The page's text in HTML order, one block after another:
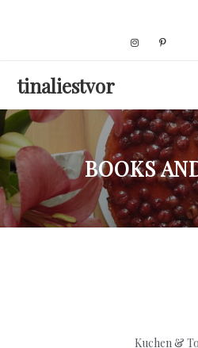
tinaliestvor
BOOKS
Kuchen &